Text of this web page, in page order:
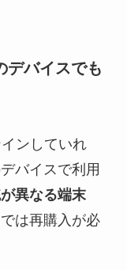
デバイスでも
ンしていれ
バイスで利用
異なる端末
は再購入が必